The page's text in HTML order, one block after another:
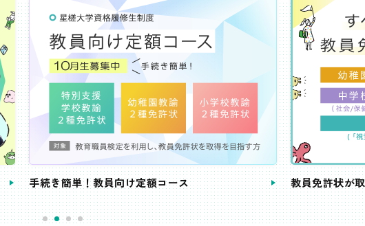
手続き簡単！教員向け定額コース 教員免許状が